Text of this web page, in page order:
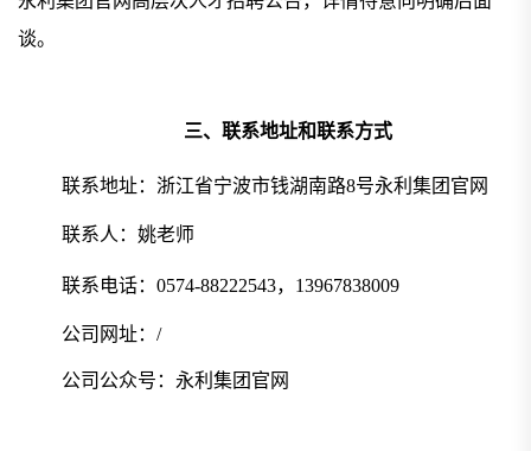
谈。
三、联系地址和联系方式
联系地址：浙江省宁波市钱湖南路8号永利集团官网
联系人：姚老师
联系电话： 0574-88222543， 13967838009
公司网址： /
公司公众号：永利集团官网